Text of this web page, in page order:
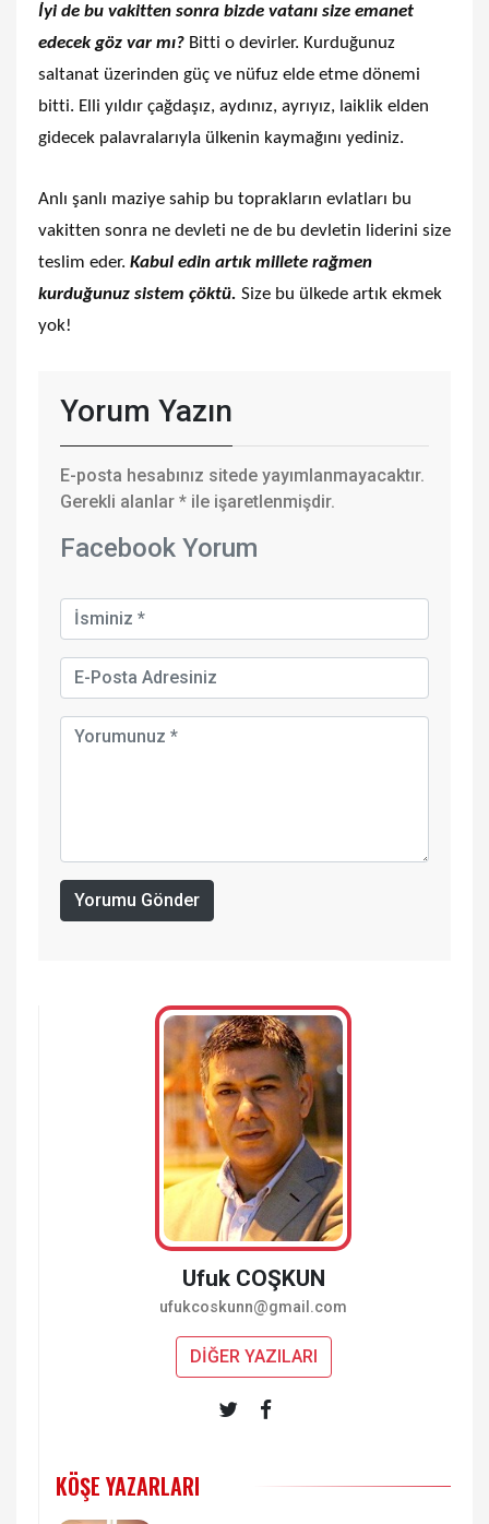
İyi de bu vakitten sonra bizde vatanı size emanet
edecek göz var mı? Bitti o devirler. Kurduğunuz
saltanat üzerinden güç ve nüfuz elde etme dönemi
bitti. Elli yıldır çağdaşız, aydınız, ayrıyız, laiklik elden
gidecek palavralarıyla ülkenin kaymağını yediniz.
Anlı şanlı maziye sahip bu toprakların evlatları bu
vakitten sonra ne devleti ne de bu devletin liderini size
teslim eder. Kabul edin artık millete rağmen
kurduğunuz sistem çöktü. Size bu ülkede artık ekmek
yok!
Yorum Yazın
E-posta hesabınız sitede yayımlanmayacaktır.
Gerekli alanlar * ile işaretlenmişdir.
Facebook Yorum
Yorumu Gönder
Ufuk COŞKUN
ufukcoskunn@gmail.com
DİĞER YAZILARI
KÖŞE YAZARLARI